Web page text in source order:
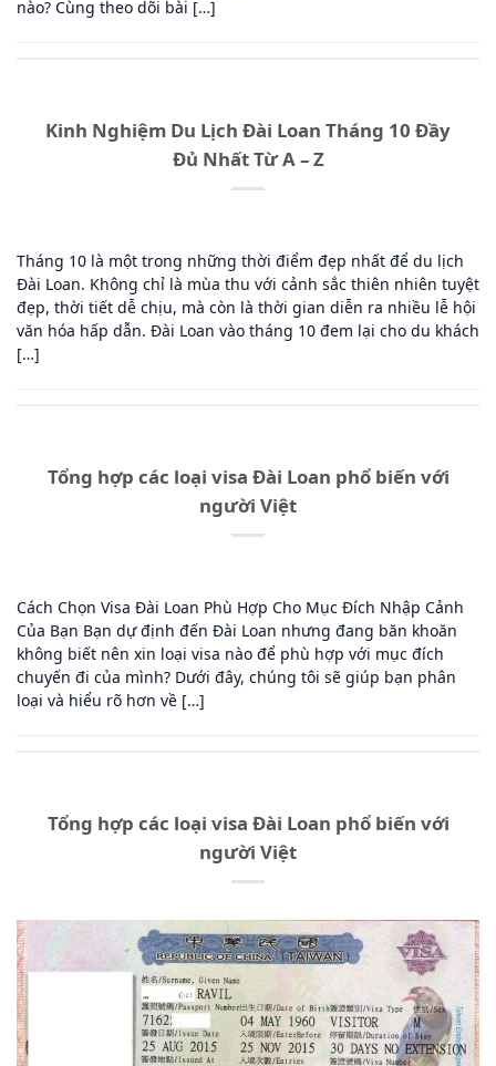
nào? Cùng theo dõi bài […]
Kinh Nghiệm Du Lịch Đài Loan Tháng 10 Đầy
Đủ Nhất Từ A – Z
Tháng 10 là một trong những thời điểm đẹp nhất để du lịch
Đài Loan. Không chỉ là mùa thu với cảnh sắc thiên nhiên tuyệt
đẹp, thời tiết dễ chịu, mà còn là thời gian diễn ra nhiều lễ hội
văn hóa hấp dẫn. Đài Loan vào tháng 10 đem lại cho du khách
[…]
Tổng hợp các loại visa Đài Loan phổ biến với
người Việt
Cách Chọn Visa Đài Loan Phù Hợp Cho Mục Đích Nhập Cảnh
Của Bạn Bạn dự định đến Đài Loan nhưng đang băn khoăn
không biết nên xin loại visa nào để phù hợp với mục đích
chuyến đi của mình? Dưới đây, chúng tôi sẽ giúp bạn phân
loại và hiểu rõ hơn về […]
Tổng hợp các loại visa Đài Loan phổ biến với
người Việt